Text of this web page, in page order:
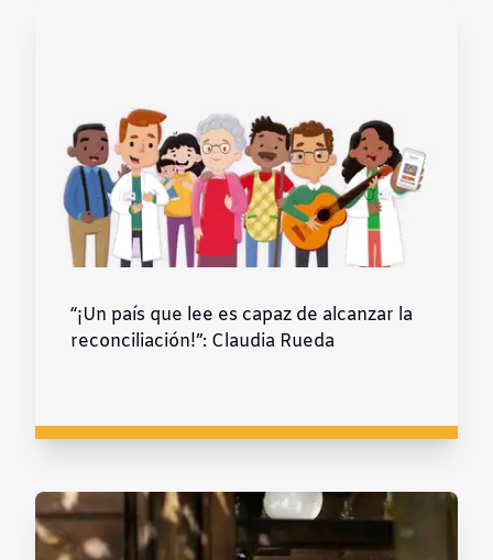
“¡Un país que lee es capaz de alcanzar la
reconciliación!”: Claudia Rueda